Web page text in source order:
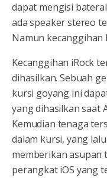
dapat mengisi
ada speaker stereo
Namun
Kecanggihan iRock
dihasilkan. Sebuah
kursi goyang ini
yang dihasilkan saat
Kemudian tenaga
dalam kursi, yang
memberikan asupan
perangkat iOS yang